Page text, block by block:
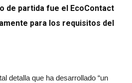
de partida fue el EcoContact
para los requisitos del
detalla que ha desarrollado “un